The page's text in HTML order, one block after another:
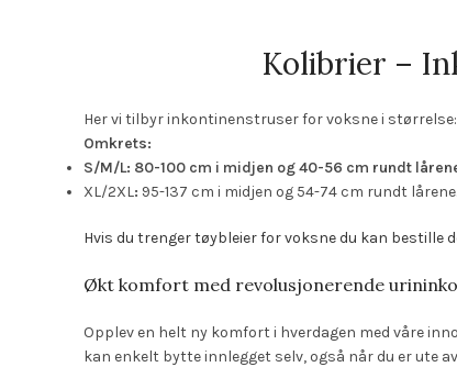
Kolibrier –
Her vi tilbyr inkontinenstruser for voksne i
Omkrets:
S/M/L: 80-100 cm i midjen og 40-56 cm rundt
XL/2XL: 95-137 cm i midjen og 54-74 cm rundt
Hvis du trenger tøybleier for voksne du kan bestille
Økt komfort med revolusjonerende
Opplev en helt ny komfort i hverdagen med våre
kan enkelt bytte innlegget selv, også når du er ute